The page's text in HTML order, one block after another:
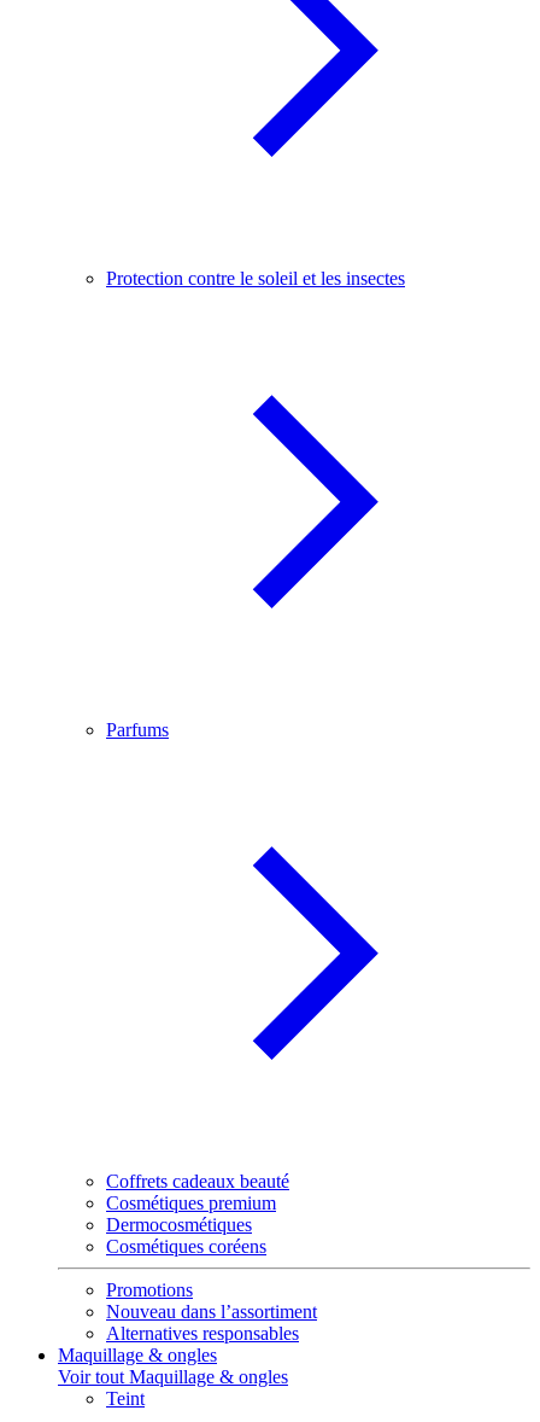
Protection contre le soleil et les insectes
Parfums
Coffrets cadeaux beauté
Cosmétiques premium
Dermocosmétiques
Cosmétiques coréens
Promotions
Nouveau dans l’assortiment
Alternatives responsables
Maquillage & ongles
Voir tout Maquillage & ongles
Teint